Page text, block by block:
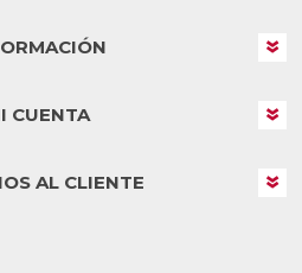
CUENTA
AL CLIENTE